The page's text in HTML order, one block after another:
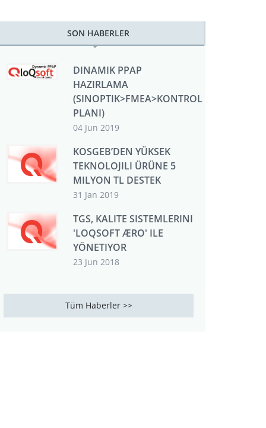
SON HABERLER
DINAMIK PPAP
HAZIRLAMA
(SINOPTIK>FMEA>KONTROL
PLANI)
04 Jun 2019
KOSGEB’DEN YÜKSEK
TEKNOLOJILI ÜRÜNE 5
MILYON TL DESTEK
31 Jan 2019
TGS, KALITE SISTEMLERINI
'LOQSOFT ÆRO' ILE
YÖNETIYOR
23 Jun 2018
Tüm Haberler >>